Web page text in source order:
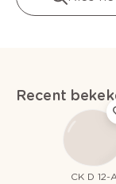
Recent
CK D 12-